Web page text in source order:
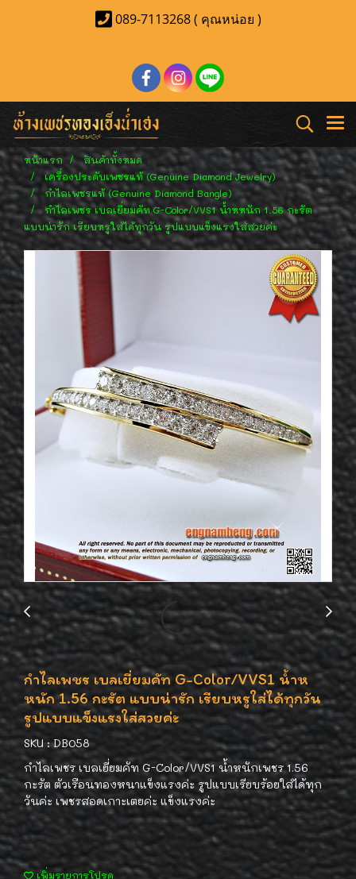
089-7113268 ( คุณหน่อย )
หน้าแรก
สินค้าทั้งหมด
เครื่องประดับเพชรแท้ (Genuine Diamond Jewelry)
กำไลเพชรแท้ (Genuine Diamond Bangle)
กำไลเพชร เบลเยี่ยมคัท G-Color/VVS1 น้ำหหนัก 1.56 กะรัต
แบบน่ารัก เรียบหรูใส่ได้ทุกวัน รูปแบบแข็งแรงใส่สวยค่ะ
กำไลเพชร เบลเยี่ยมคัท G-Color/VVS1 น้ำห
หนัก 1.56 กะรัต แบบน่ารัก เรียบหรูใส่ได้ทุกวัน
รูปแบบแข็งแรงใส่สวยค่ะ
SKU : DB058
กำไลเพชร เบลเยี่ยมคัท G-Color/VVS1 น้ำหนักเพชร 1.56
กะรัต ตัวเรือนทองหนาแข็งแรงค่ะ รูปแบบเรียบร้อยใส่ได้ทุก
วันค่ะ เพชรสอดเกาะเตยค่ะ แข็งแรงค่ะ
เพิ่มรายการโปรด